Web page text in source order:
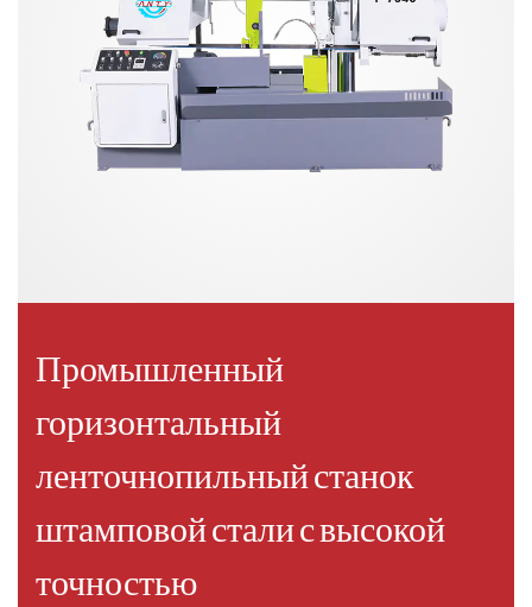
Промышленный
горизонтальный
ленточнопильный станок
штамповой стали с высокой
точностью